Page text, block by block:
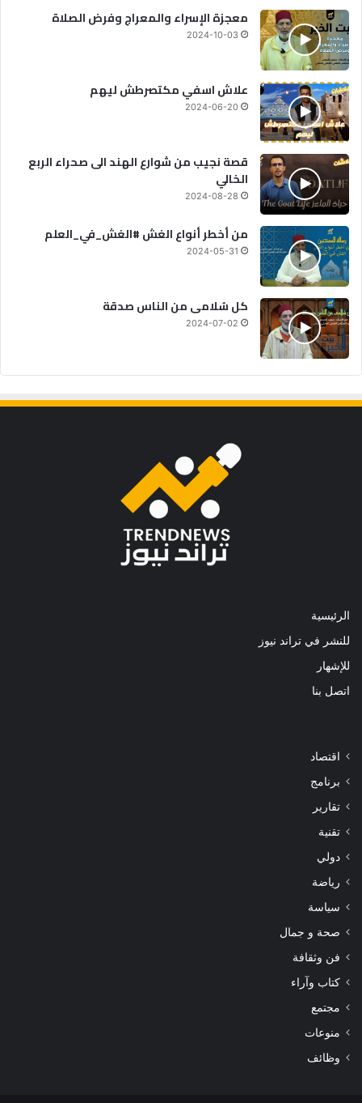
معجزة الإسراء والمعراج وفرض الصلاة
2024-10-03
علاش اسفي مكتصرطش ليهم
2024-06-20
قصة نجيب من شوارع الهند الى صحراء الربع
الخالي
2024-08-28
من أخطر أنواع الغش #الغش_في_العلم
2024-05-31
كل سُلامى من الناس صدقة
2024-07-02
الرئيسية
للنشر في تراند نيوز
للإشهار
اتصل بنا
اقتصاد
برنامج
تقارير
تقنية
دولي
رياضة
سياسة
صحة و جمال
فن وثقافة
كتاب وآراء
مجتمع
منوعات
وظائف